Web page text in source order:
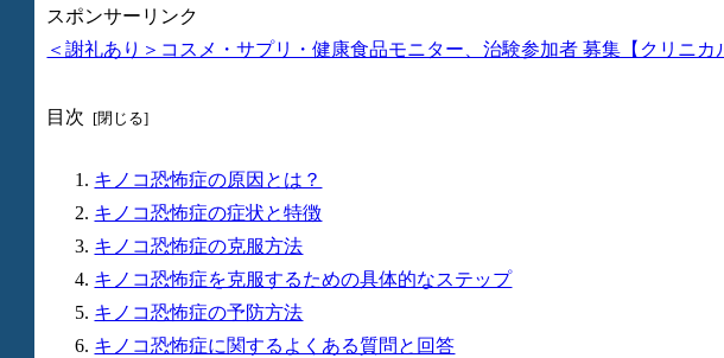
スポンサーリンク
＜謝礼あり＞コスメ・サプリ・健康食品モニター、治験参加者 募集【クリニカ
目次
キノコ恐怖症の原因とは？
キノコ恐怖症の症状と特徴
キノコ恐怖症の克服方法
キノコ恐怖症を克服するための具体的なステップ
キノコ恐怖症の予防方法
キノコ恐怖症に関するよくある質問と回答